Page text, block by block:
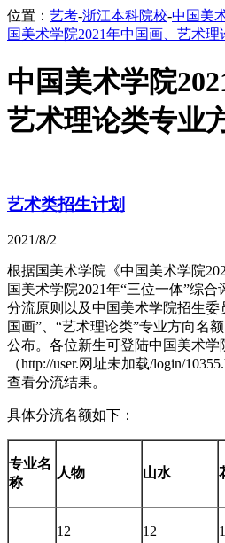
位置： 艺考-浙江本科院校-中国美
国美术学院2021年中国画、艺术
中国美术学院
艺术理论类专业
艺术类招生计划
2021/8/2
根据国美术学院《中国美术学院
国美术学院2021年“三位一体”综
分流原则以及中国美术学院招生委
国画”、“艺术理论类”专业方向名
公布。各位新生可登陆中国美术
（http://user.网址未加载/login/
查看分流结果。
具体分流名额如下：
专业名
称
人物 山水
12 12